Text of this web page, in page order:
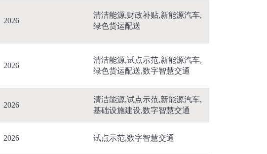
2026
清洁能源,财政补贴,新能源汽车,
绿色货运配送
2026
清洁能源,试点示范,新能源汽车,
绿色货运配送,数字智慧交通
2026
清洁能源,试点示范,新能源汽车,
基础设施建设,数字智慧交通
2026 试点示范,数字智慧交通